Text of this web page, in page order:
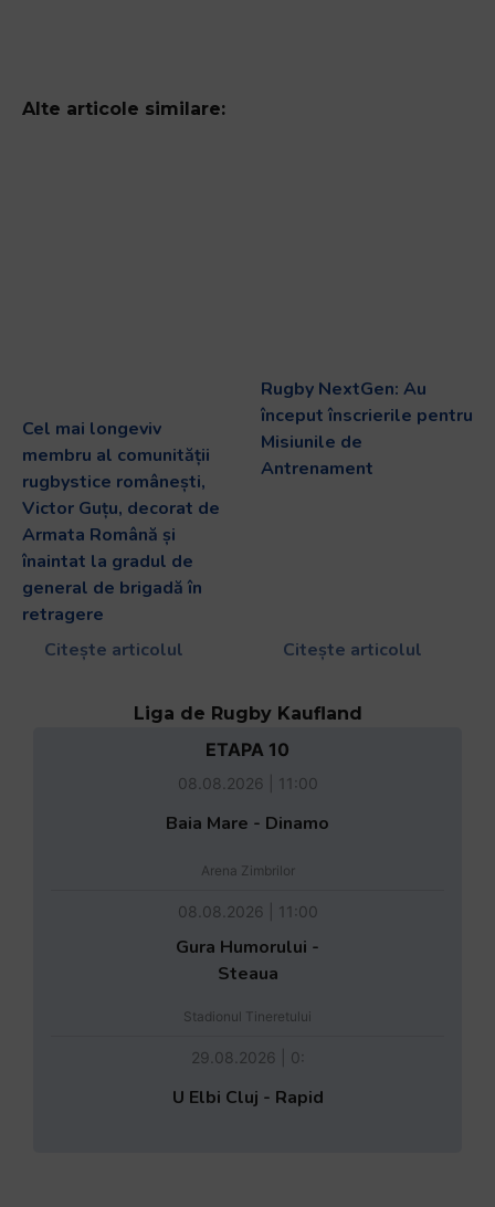
Alte articole similare:
Cel mai longeviv
membru al comunității
rugbystice românești,
Victor Guțu, decorat de
Armata Română și
înaintat la gradul de
general de brigadă în
retragere
Citește articolul
Rugby NextGen: Au
început înscrierile pentru
Misiunile de
Antrenament
Citește articolul
Liga de Rugby Kaufland
ETAPA 10
08.08.2026 | 11:00
Baia Mare - Dinamo
Arena Zimbrilor
08.08.2026 | 11:00
Gura Humorului -
Steaua
Stadionul Tineretului
29.08.2026 | 0:
U Elbi Cluj - Rapid